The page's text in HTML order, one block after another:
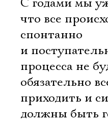
С годами мы
что все
спонтанно
и
процесса не
обязательно
приходить и
должны быть